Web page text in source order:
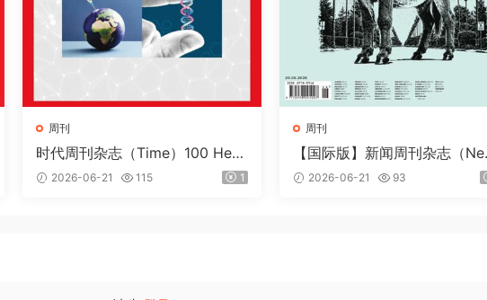
周刊
时代周刊杂志（Time）100 Heal
th Innovations 2026
2026-06-21 115 1
周刊
【国际版】新闻周刊杂志（
week）2026年6月26日
2026-06-21 93